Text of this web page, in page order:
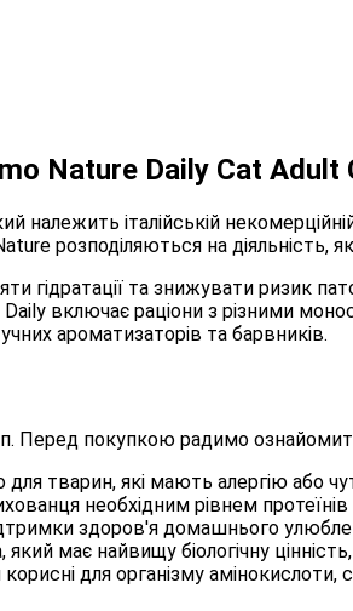
Nature Daily Cat Adult
італійській
розподіляються на діяльність,
гідратації та знижувати ризик
Daily включає раціони з різними
ароматизаторів та барвників.
Перед покупкою радимо
тварин, які мають алергію або
необхідним рівнем протеїнів
здоров'я домашнього
має найвищу біологічну
для організму амінокислоти,